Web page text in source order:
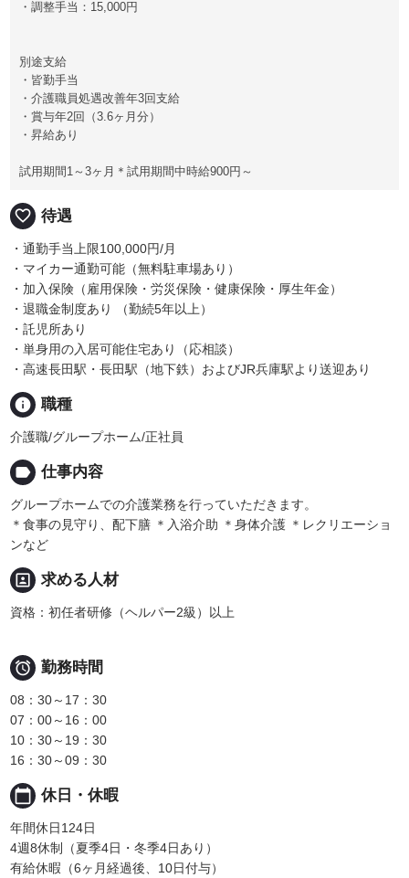
・調整手当：15,000円
別途支給
・皆勤手当
・介護職員処遇改善年3回支給
・賞与年2回（3.6ヶ月分）
・昇給あり
試用期間1～3ヶ月＊試用期間中時給900円～
favorite_border 待遇
・通勤手当上限100,000円/月
・マイカー通勤可能（無料駐車場あり）
・加入保険（雇用保険・労災保険・健康保険・厚生年金）
・退職金制度あり （勤続5年以上）
・託児所あり
・単身用の入居可能住宅あり（応相談）
・高速長田駅・長田駅（地下鉄）およびJR兵庫駅より送迎あり
info 職種
介護職/グループホーム/正社員
label 仕事内容
グループホームでの介護業務を行っていただきます。
＊食事の見守り、配下膳 ＊入浴介助 ＊身体介護 ＊レクリエーショ
ンなど
portrait 求める人材
資格：初任者研修（ヘルパー2級）以上
 勤務時間
08：30～17：30
07：00～16：00
10：30～19：30
16：30～09：30
calendar_today 休日・休暇
年間休日124日
4週8休制（夏季4日・冬季4日あり）
有給休暇（6ヶ月経過後、10日付与）